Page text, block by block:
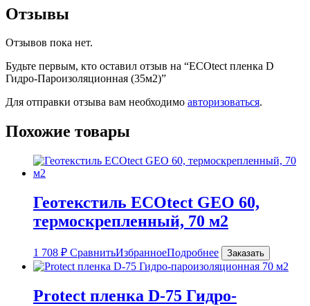
Отзывы
Отзывов пока нет.
Будьте первым, кто оставил отзыв на “ECOtect пленка D
Гидро-Пароизоляционная (35м2)”
Для отправки отзыва вам необходимо авторизоваться.
Похожие товары
Геотекстиль ECOtect GEO 60,
термоскрепленный, 70 м2
1 708 ₽ СравнитьИзбранноеПодробнее Заказать
Protect пленка D-75 Гидро-